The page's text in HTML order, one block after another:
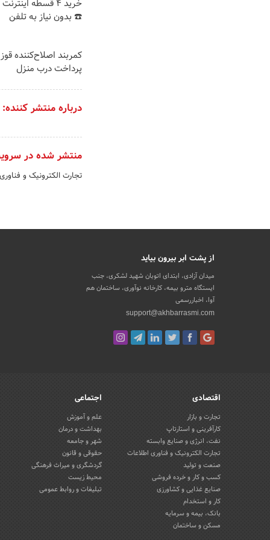
خرید 4 قسطه
☎️ بدون نیاز به تلفن
کمربند اصلاح‌کننده
پرداخت درب منزل
درباره منتشر کننده:
منتشر شده در
تجارت الکترونیک و
از پشت ابر بیرون بیاید
میدان آزادی، ابتدای اتوبان شهید لشکری، جنب
ایستگاه مترو بیمه، کارخانه نوآوری، ساختمان هم
آوا، اخباررسمی
support@akhbarrasmi.com
اقتصادی
تجارت و بازار
کارآفرینی و استارتاپ
نفت، انرژی و صنایع وابسته
تجارت الکترونیک و فناوری اطلاعات
صنعت و تولید
کسب و کار و خرده فروشی
صنایع غذایی و کشاورزی
کار و استخدام
بانک، بیمه و سرمایه
مسکن و ساختمان
اجتماعی
علم و آموزش
بهداشت و درمان
شهر و جامعه
حقوقی و قانون
گردشگری و میراث فرهنگی
محیط زیست
تبلیغات و روابط عمومی